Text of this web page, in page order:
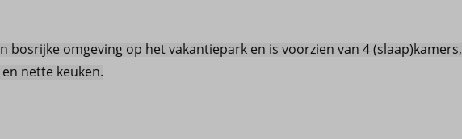
bosrijke omgeving op het vakantiepark en is voorzien van 4 (slaap)kamers,
nette keuken.